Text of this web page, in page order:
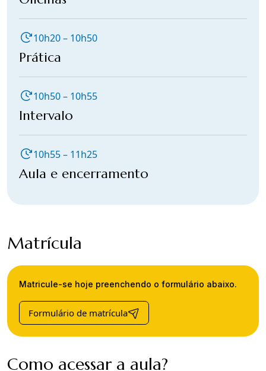
10h20 – 10h50
Prática
10h50 – 10h55
Intervalo
10h55 – 11h25
Aula e encerramento
Matrícula
Matricule-se hoje preenchendo o formulário abaixo.
Formulário de matrícula
Como acessar a aula?